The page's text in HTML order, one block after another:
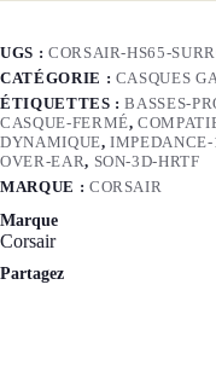
UGS : CORSAIR-HS65-
CATÉGORIE : CASQUES
ÉTIQUETTES :BASSES-
CASQUE-FERMÉ,
DYNAMIQUE,
OVER-EAR, SON-3D-HRTF
MARQUE : CORSAIR
Marque
Corsair
Partagez